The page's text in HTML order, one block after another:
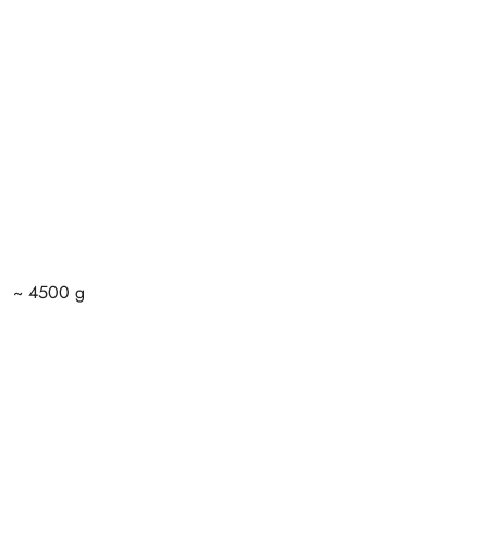
~ 4500 g